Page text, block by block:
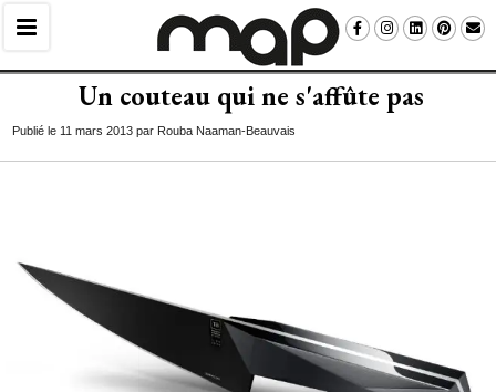
Un couteau qui ne s'affûte pas
Publié le 11 mars 2013 par Rouba Naaman-Beauvais